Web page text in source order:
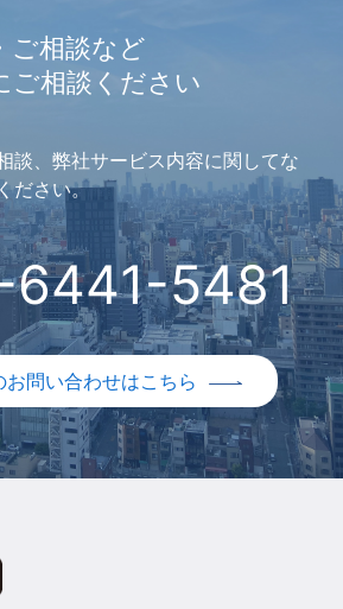
ご相談など
ご相談ください
談、弊社サービス内容に関してな
ださい。
5481
お問い合わせはこちら